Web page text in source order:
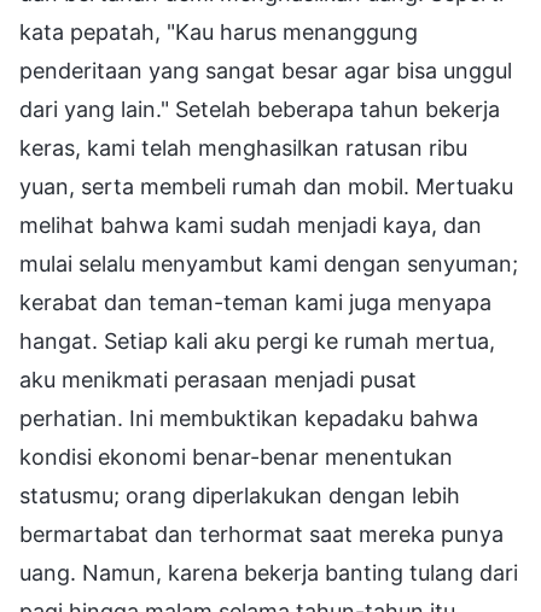
kata pepatah, "Kau harus menanggung
penderitaan yang sangat besar agar bisa unggul
dari yang lain." Setelah beberapa tahun bekerja
keras, kami telah menghasilkan ratusan ribu
yuan, serta membeli rumah dan mobil. Mertuaku
melihat bahwa kami sudah menjadi kaya, dan
mulai selalu menyambut kami dengan senyuman;
kerabat dan teman-teman kami juga menyapa
hangat. Setiap kali aku pergi ke rumah mertua,
aku menikmati perasaan menjadi pusat
perhatian. Ini membuktikan kepadaku bahwa
kondisi ekonomi benar-benar menentukan
statusmu; orang diperlakukan dengan lebih
bermartabat dan terhormat saat mereka punya
uang. Namun, karena bekerja banting tulang dari